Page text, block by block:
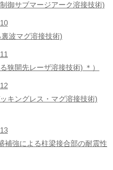
御サブマージアーク溶接技術)
波マグ溶接技術)
狭開先レーザ溶接技術) ＊）
キングレス・マグ溶接技術)
補強による柱梁接合部の耐震性